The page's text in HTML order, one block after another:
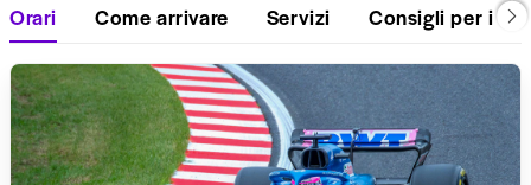
Orari Come arrivare Servizi Consigli per i